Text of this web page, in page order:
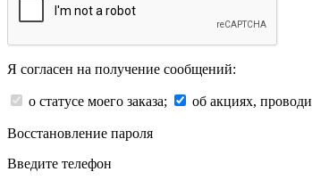
Я согласен на получение сообщений:
о статусе моего заказа; об акциях,
Восстановление пароля
Введите телефон